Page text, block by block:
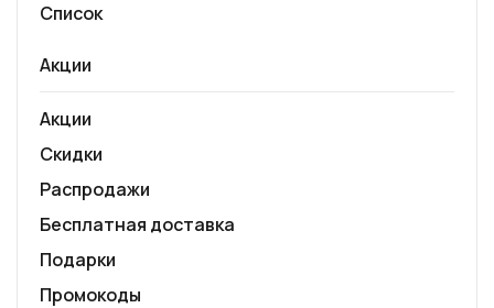
Список
Акции
Акции
Скидки
Распродажи
Бесплатная доставка
Подарки
Промокоды